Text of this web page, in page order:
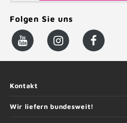
Folgen Sie uns
Kontakt
Wir liefern bundesweit!